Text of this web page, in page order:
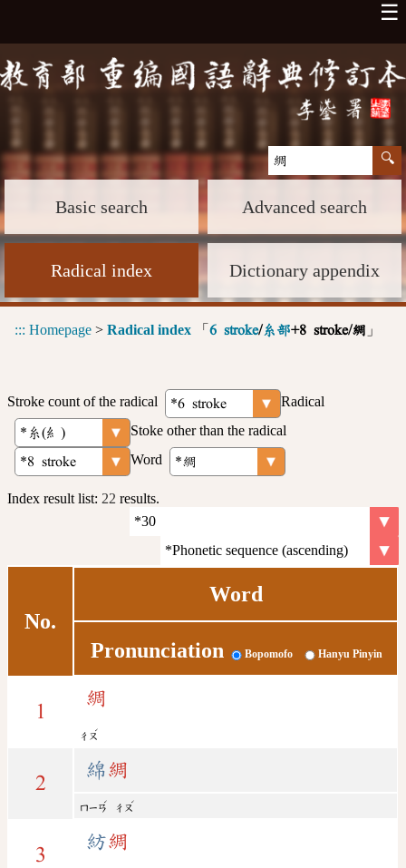
☰
Basic search Advanced search
Radical index Dictionary appendix
::: Homepage > Radical index 「 6 stroke/糸部+8 stroke/綢 」
Stroke count of the radical
Radical
Stoke other than the radical
Word
Index result list: 22 results.
No.
Word
Pronunciation Bopomofo Hanyu Pinyin
1
綢
ㄔㄡ
ˊ
2
綿綢
ㄇㄧㄢ
ˊ
ㄔㄡ
ˊ
3
紡綢